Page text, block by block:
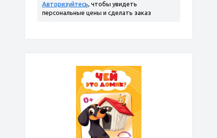
Авторизуйтесь, чтобы увидеть
персональные цены и сделать заказ